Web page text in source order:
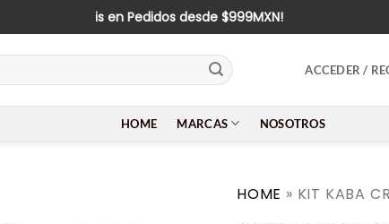
¡Envío Gratis en Pedidos desde $999MXN!
ACCEDER /
HOME MARCAS NOSOTROS
HOME » KIT KABA